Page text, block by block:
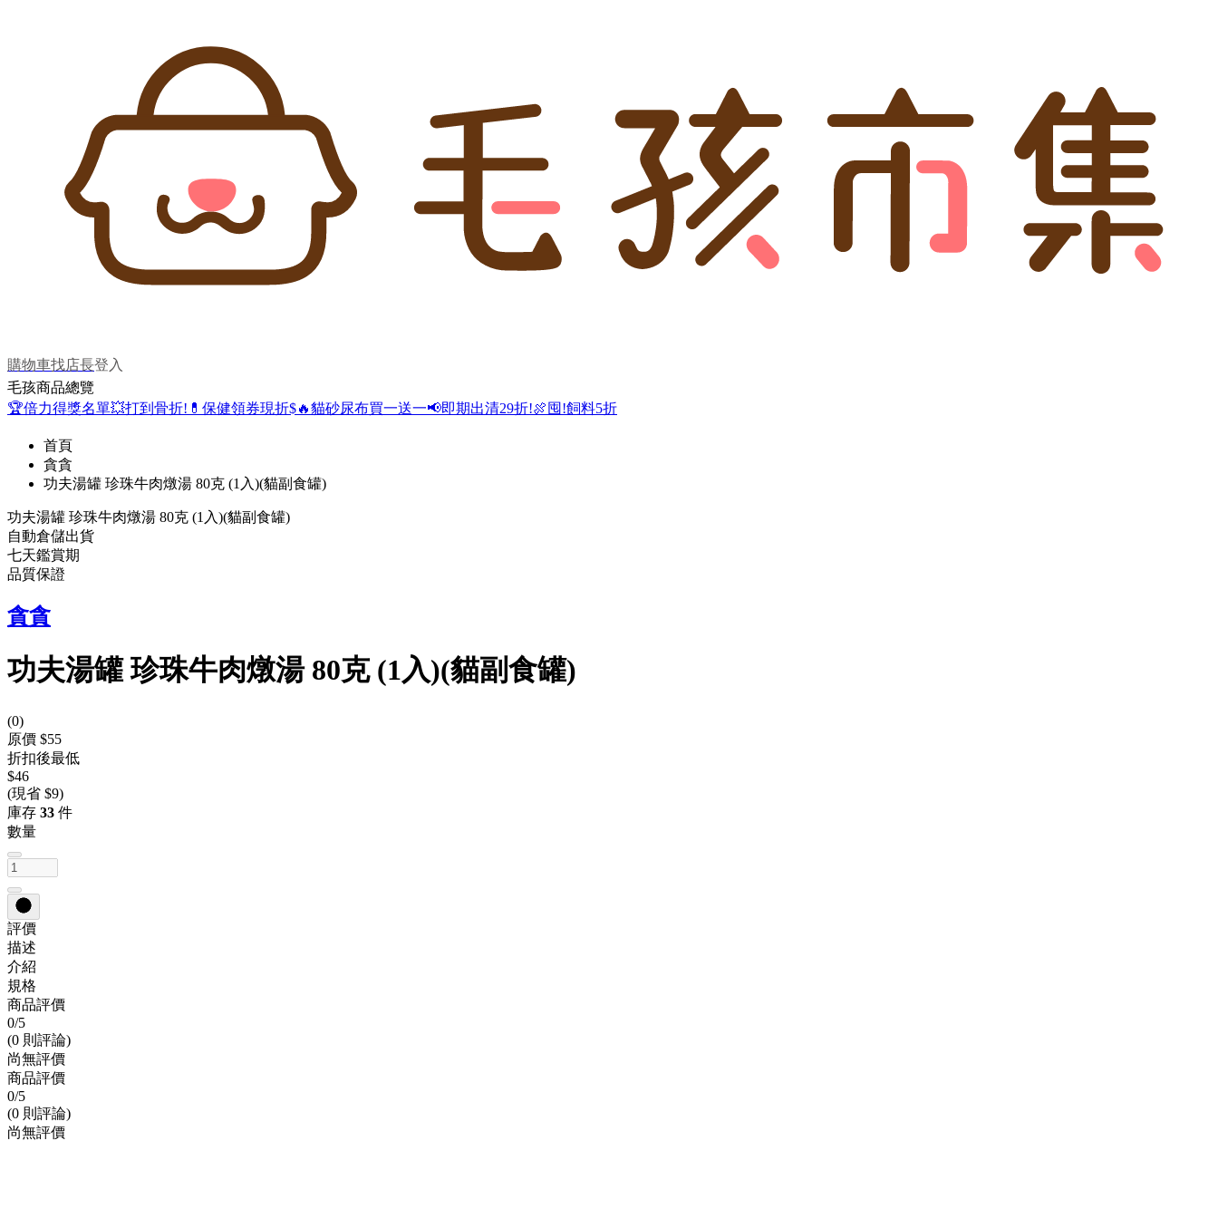
購物車找店長登入
毛孩商品總覽
🏆倍力得獎名單💥打到骨折! 💊保健領券現折$🔥貓砂尿布買一送一📢即期出清29折!🍖囤!飼料5折
首頁
貪貪
功夫湯罐 珍珠牛肉燉湯 80克 (1入)(貓副食罐)
功夫湯罐 珍珠牛肉燉湯 80克 (1入)(貓副食罐)
自動倉儲出貨
七天鑑賞期
品質保證
貪貪
功夫湯罐 珍珠牛肉燉湯 80克 (1入)(貓副食罐)
(0)
原價 $55
折扣後最低
$46
(現省 $9)
庫存 33 件
數量
評價
描述
介紹
規格
商品評價
0/5
(0 則評論)
尚無評價
商品評價
0/5
(0 則評論)
尚無評價